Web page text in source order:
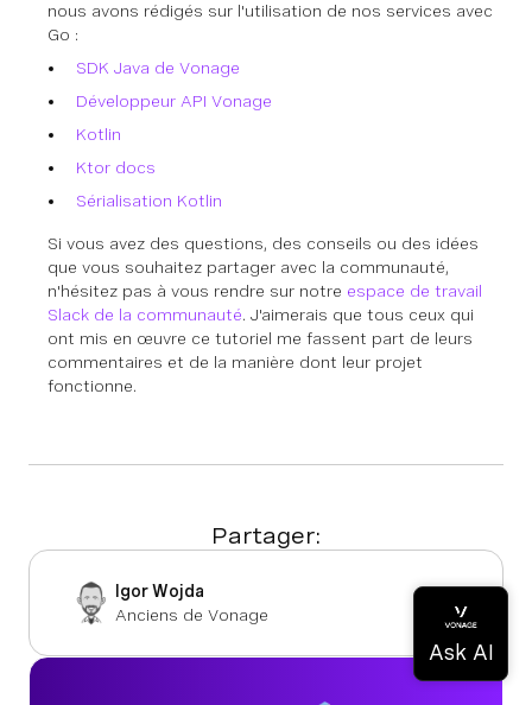
nous avons rédigés sur l'utilisation de nos services avec
Go :
SDK Java de Vonage
Développeur API Vonage
Kotlin
Ktor docs
Sérialisation Kotlin
Si vous avez des questions, des conseils ou des idées
que vous souhaitez partager avec la communauté,
n'hésitez pas à vous rendre sur notre espace de travail
Slack de la communauté. J'aimerais que tous ceux qui
ont mis en œuvre ce tutoriel me fassent part de leurs
commentaires et de la manière dont leur projet
fonctionne.
Partager:
Igor Wojda
Anciens de Vonage